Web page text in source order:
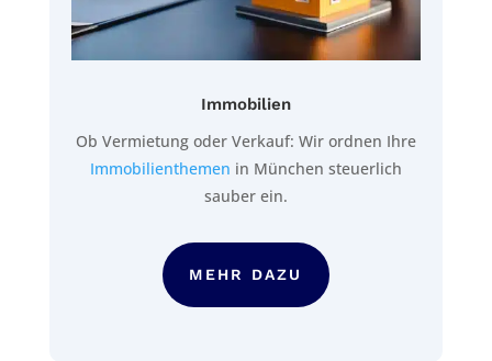
Immobilien
Ob Vermietung oder Verkauf: Wir ordnen Ihre
Immobilienthemen in München steuerlich
sauber ein.
MEHR DAZU